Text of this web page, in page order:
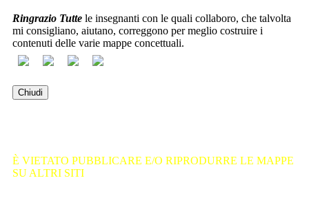
Ringrazio Tutte le insegnanti con le quali collaboro, che talvolta
mi consigliano, aiutano, correggono per meglio costruire i
contenuti delle varie mappe concettuali.
Chiudi
È VIETATO PUBBLICARE E/O RIPRODURRE LE MAPPE
SU ALTRI SITI